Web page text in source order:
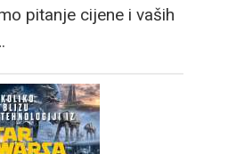
pitanje cijene i vaših